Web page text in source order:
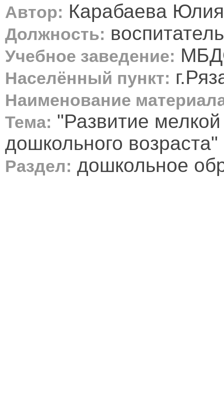
Автор: Карабаева
Должность: воспитатель
Учебное заведение:
Населённый пункт:
Наименование
Тема: "Развитие
дошкольного возраста"
Раздел: дошкольное